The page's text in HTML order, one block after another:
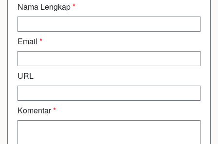
Nama Lengkap*
Email *
URL
Komentar*